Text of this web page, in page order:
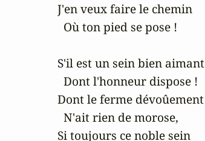
J'en veux faire le chemin
  Où ton pied se pose !
S'il est un sein bien aimant
  Dont l'honneur dispose !
Dont le ferme dévoûement
  N'ait rien de morose,
Si toujours ce noble sein